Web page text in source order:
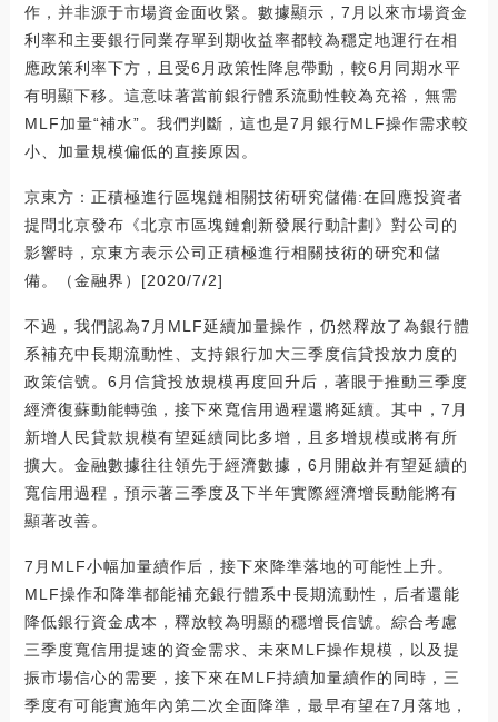
作，并非源于市場資金面收緊。數據顯示，7月以來市場資金
利率和主要銀行同業存單到期收益率都較為穩定地運行在相
應政策利率下方，且受6月政策性降息帶動，較6月同期水平
有明顯下移。這意味著當前銀行體系流動性較為充裕，無需
MLF加量“補水”。我們判斷，這也是7月銀行MLF操作需求較
小、加量規模偏低的直接原因。
京東方：正積極進行區塊鏈相關技術研究儲備:在回應投資者
提問北京發布《北京市區塊鏈創新發展行動計劃》對公司的
影響時，京東方表示公司正積極進行相關技術的研究和儲
備。（金融界）[2020/7/2]
不過，我們認為7月MLF延續加量操作，仍然釋放了為銀行體
系補充中長期流動性、支持銀行加大三季度信貸投放力度的
政策信號。6月信貸投放規模再度回升后，著眼于推動三季度
經濟復蘇動能轉強，接下來寬信用過程還將延續。其中，7月
新增人民貸款規模有望延續同比多增，且多增規模或將有所
擴大。金融數據往往領先于經濟數據，6月開啟并有望延續的
寬信用過程，預示著三季度及下半年實際經濟增長動能將有
顯著改善。
7月MLF小幅加量續作后，接下來降準落地的可能性上升。
MLF操作和降準都能補充銀行體系中長期流動性，后者還能
降低銀行資金成本，釋放較為明顯的穩增長信號。綜合考慮
三季度寬信用提速的資金需求、未來MLF操作規模，以及提
振市場信心的需要，接下來在MLF持續加量續作的同時，三
季度有可能實施年內第二次全面降準，最早有望在7月落地，